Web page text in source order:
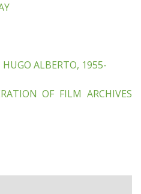
HUGO ALBERTO, 1955-
OF FILM ARCHIVES